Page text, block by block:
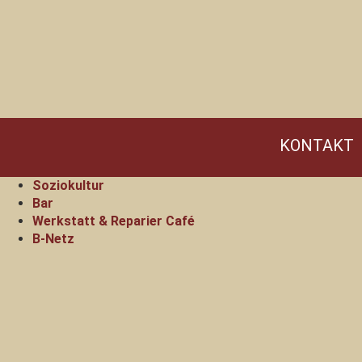
KONTAKT
Soziokultur
Bar
Werkstatt & Reparier Café
B-Netz